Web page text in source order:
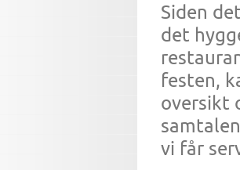
Siden
det
festen,
oversikt
vi får